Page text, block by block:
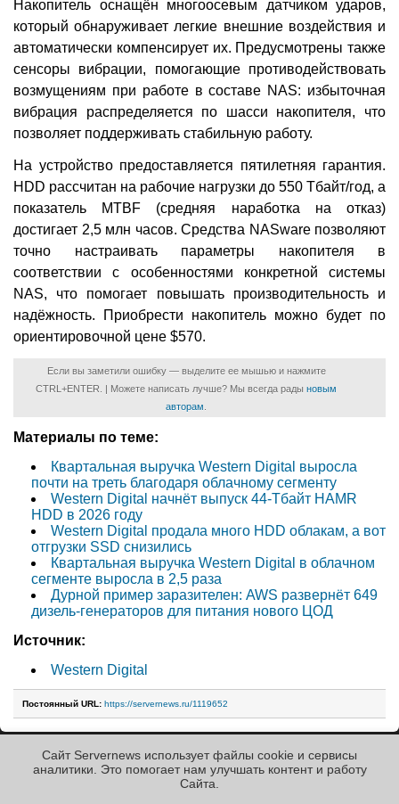
Накопитель оснащён многоосевым датчиком ударов,
который обнаруживает легкие внешние воздействия и
автоматически компенсирует их. Предусмотрены также
сенсоры вибрации, помогающие противодействовать
возмущениям при работе в составе NAS: избыточная
вибрация распределяется по шасси накопителя, что
позволяет поддерживать стабильную работу.
На устройство предоставляется пятилетняя гарантия.
HDD рассчитан на рабочие нагрузки до 550 Тбайт/год, а
показатель MTBF (средняя наработка на отказ)
достигает 2,5 млн часов. Средства NASware позволяют
точно настраивать параметры накопителя в
соответствии с особенностями конкретной системы
NAS, что помогает повышать производительность и
надёжность. Приобрести накопитель можно будет по
ориентировочной цене $570.
Если вы заметили ошибку — выделите ее мышью и нажмите
CTRL+ENTER. | Можете написать лучше? Мы всегда рады новым
авторам
Материалы по теме:
Квартальная выручка Western Digital выросла
почти на треть благодаря облачному сегменту
Western Digital начнёт выпуск 44-Тбайт HAMR
HDD в 2026 году
Western Digital продала много HDD облакам, а вот
отгрузки SSD снизились
Квартальная выручка Western Digital в облачном
сегменте выросла в 2,5 раза
Дурной пример заразителен: AWS развернёт 649
дизель-генераторов для питания нового ЦОД
Источник:
Western Digital
Постоянный URL: https://servernews.ru/1119652
« Назад к ленте
Сайт Servernews использует файлы cookie и сервисы
аналитики. Это помогает нам улучшать контент и работу
Cайта.